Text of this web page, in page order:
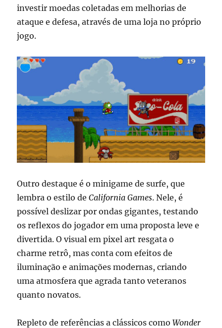
investir moedas coletadas em melhorias de
ataque e defesa, através de uma loja no próprio
jogo.
Outro destaque é o minigame de surfe, que
lembra o estilo deCalifornia Games. Nele, é
possível deslizar por ondas gigantes, testando
os reflexos do jogador em uma proposta leve e
divertida. O visual em pixel art resgata o
charme retrô, mas conta com efeitos de
iluminação e animações modernas, criando
uma atmosfera que agrada tanto veteranos
quanto novatos.
Repleto de referências a clássicos comoWonder